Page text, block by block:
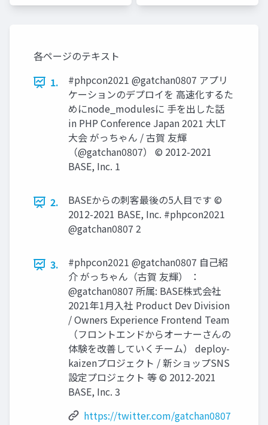
各ページのテキスト
1.
#phpcon2021 @gatchan0807 アプリ
ケーションのデプロイを 高速化するた
めにnode_modulesに 手を出した話
in PHP Conference Japan 2021 大LT
大会 がっちゃん / 古賀 友輝
（@gatchan0807） © 2012-2021
BASE, Inc. 1
2.
BASEからの刺客最後の5人目です ©
2012-2021 BASE, Inc. #phpcon2021
@gatchan0807 2
3.
#phpcon2021 @gatchan0807 自己紹
介 がっちゃん（古賀 友輝） ：
@gatchan0807 所属: BASE株式会社
2021年1月入社 Product Dev Division
/ Owners Experience Frontend Team
（フロントエンドからオーナーさんの
体験を改善していくチーム） deploy-
kaizenプロジェクト / 新ショップSNS
設定プロジェクト 等 © 2012-2021
BASE, Inc. 3
https://twitter.com/gatchan0807